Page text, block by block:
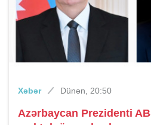
Xəbər Dünən, 20:50
Azərbaycan Prezidenti